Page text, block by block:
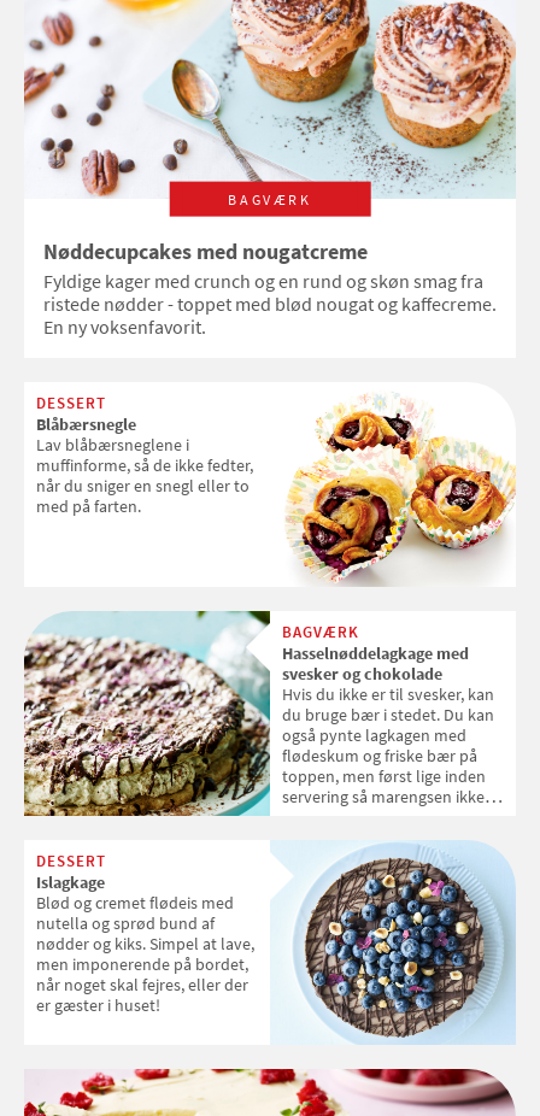
BAGVÆRK
Nøddecupcakes med nougatcreme
Fyldige kager med crunch og en rund og skøn smag fra
ristede nødder - toppet med blød nougat og kaffecreme.
En ny voksenfavorit.
DESSERT
Blåbærsnegle
Lav blåbærsneglene i
muffinforme, så de ikke fedter,
når du sniger en snegl eller to
med på farten.
BAGVÆRK
Hasselnøddelagkage med
svesker og chokolade
Hvis du ikke er til svesker, kan
du bruge bær i stedet. Du kan
også pynte lagkagen med
flødeskum og friske bær på
toppen, men først lige inden
servering så marengsen ikke
DESSERT
Islagkage
Blød og cremet flødeis med
nutella og sprød bund af
nødder og kiks. Simpel at lave,
men imponerende på bordet,
når noget skal fejres, eller der
er gæster i huset!